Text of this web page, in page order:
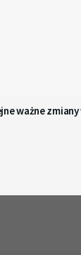
ważne